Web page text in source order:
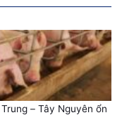
– Tây Nguyên ổn